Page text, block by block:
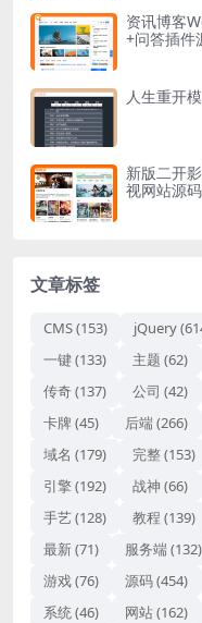
资讯博客
+问答插件
人生重开
新版二开
视网站源
文章标签
CMS(153) jQuery
一键(133) 主题 (62)
传奇(137) 公司 (42)
卡牌 (45) 后端(266)
域名 (179) 完整(153)
引擎(192) 战神 (66)
手艺(128) 教程 (139)
最新 (71) 服务端(132)
游戏(76) 源码(454)
系统(46) 网站(162)